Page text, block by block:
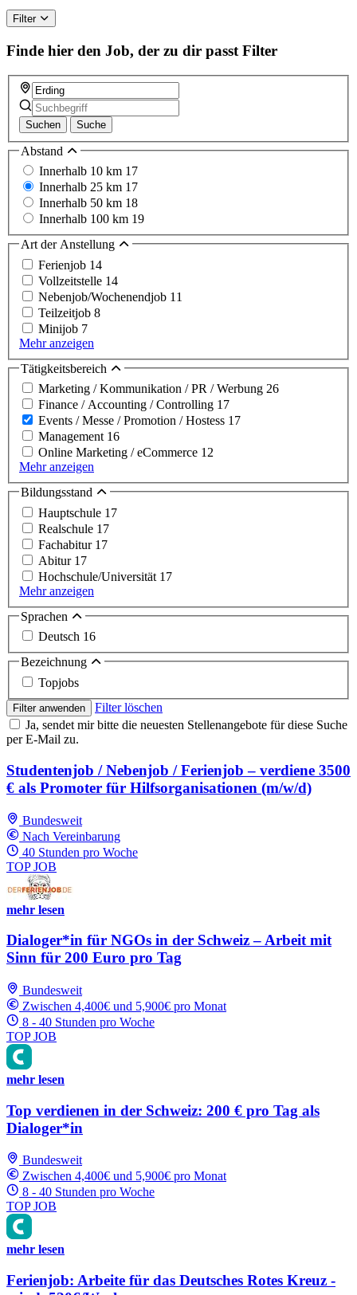
Filter
Finde hier den Job, der zu dir passt Filter
Suchen Suche
Abstand
Innerhalb 10 km 17
Innerhalb 25 km 17
Innerhalb 50 km 18
Innerhalb 100 km 19
Art der Anstellung
Ferienjob 14
Vollzeitstelle 14
Nebenjob/Wochenendjob 11
Teilzeitjob 8
Minijob 7
Mehr anzeigen
Tätigkeitsbereich
Marketing / Kommunikation / PR / Werbung 26
Finance / Accounting / Controlling 17
Events / Messe / Promotion / Hostess 17
Management 16
Online Marketing / eCommerce 12
Mehr anzeigen
Bildungsstand
Hauptschule 17
Realschule 17
Fachabitur 17
Abitur 17
Hochschule/Universität 17
Mehr anzeigen
Sprachen
Deutsch 16
Bezeichnung
Topjobs
Filter anwenden
Filter löschen
Ja, sendet mir bitte die neuesten Stellenangebote für diese Suche
per E-Mail zu.
Studentenjob / Nebenjob / Ferienjob – verdiene 3500
€ als Promoter für Hilfsorganisationen (m/w/d)
Bundesweit
Nach Vereinbarung
40 Stunden pro Woche
TOP JOB
mehr lesen
Dialoger*in für NGOs in der Schweiz – Arbeit mit
Sinn für 200 Euro pro Tag
Bundesweit
Zwischen 4,400€ und 5,900€ pro Monat
8 - 40 Stunden pro Woche
TOP JOB
mehr lesen
Top verdienen in der Schweiz: 200 € pro Tag als
Dialoger*in
Bundesweit
Zwischen 4,400€ und 5,900€ pro Monat
8 - 40 Stunden pro Woche
TOP JOB
mehr lesen
Ferienjob: Arbeite für das Deutsches Rotes Kreuz -